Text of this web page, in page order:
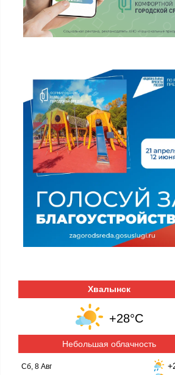
Хвалынск
+28°C
Небольшая облачность
Сб, 8 Авг